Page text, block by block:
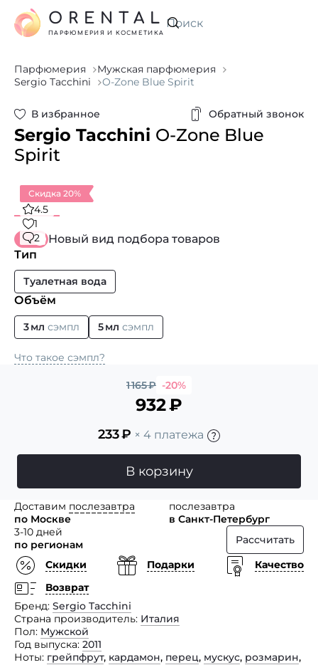
Искать
ORENTAL
ПАРФЮМЕРИЯ И КОСМЕТИКА
Парфюмерия
Мужская парфюмерия
Sergio Tacchini
O-Zone Blue Spirit
В избранное Обратный звонок
Sergio Tacchini O-Zone Blue
Spirit
Скидка 20%
4.5
1
2
Новый вид подбора товаров
Тип
Туалетная вода
Объём
3 мл сэмпл 5 мл сэмпл
Что такое сэмпл?
1 165₽ -20%
932₽
233₽ × 4 платежа
В корзину
Доставим послезавтра
по Москве
послезавтра
в Санкт-Петербург
3-10 дней
по регионам
Рассчитать
Скидки
Подарки
Качество
Возврат
Бренд Sergio Tacchini
Страна производитель Италия
Пол Мужской
Год выпуска 2011
Ноты грейпфрут, кардамон, перец, мускус, розмарин,